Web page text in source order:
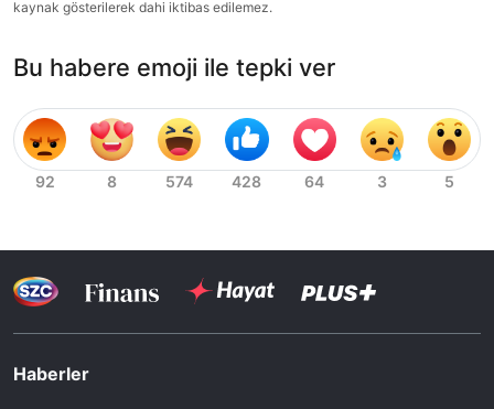
kaynak gösterilerek dahi iktibas edilemez.
Bu habere emoji ile tepki ver
Haberler